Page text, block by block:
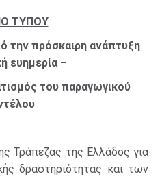
ΤΥΠΟΥ
την πρόσκαιρη ανάπτυξη
ευημερία –
του παραγωγικού
Τράπεζας της Ελλάδος για
δραστηριότητας και των